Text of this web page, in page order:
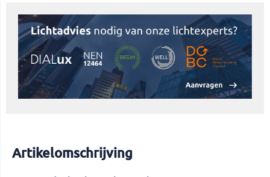
Artikelomschrijving